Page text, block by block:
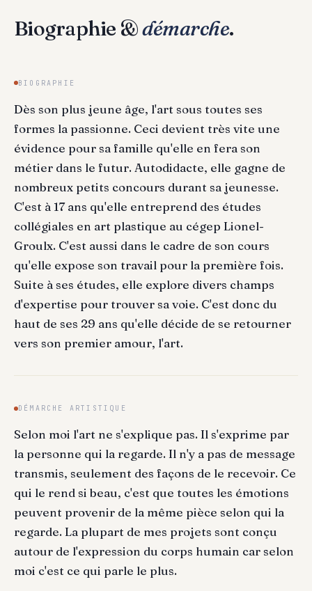
Biographie &démarche.
BIOGRAPHIE
Dès son plus jeune âge, l'art sous toutes ses
formes la passionne. Ceci devient très vite une
évidence pour sa famille qu'elle en fera son
métier dans le futur. Autodidacte, elle gagne de
nombreux petits concours durant sa jeunesse.
C'est à 17 ans qu'elle entreprend des études
collégiales en art plastique au cégep Lionel-
Groulx. C'est aussi dans le cadre de son cours
qu'elle expose son travail pour la première fois.
Suite à ses études, elle explore divers champs
d'expertise pour trouver sa voie. C'est donc du
haut de ses 29 ans qu'elle décide de se retourner
vers son premier amour, l'art.
DÉMARCHE ARTISTIQUE
Selon moi l'art ne s'explique pas. Il s'exprime par
la personne qui la regarde. Il n'y a pas de message
transmis, seulement des façons de le recevoir. Ce
qui le rend si beau, c'est que toutes les émotions
peuvent provenir de la même pièce selon qui la
regarde. La plupart de mes projets sont conçu
autour de l'expression du corps humain car selon
moi c'est ce qui parle le plus.